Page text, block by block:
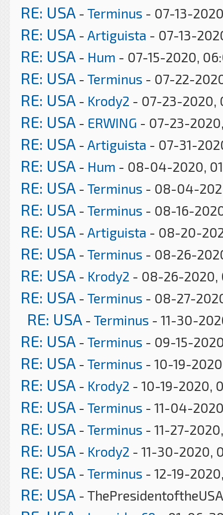
RE: USA - Terminus - 07-13-
RE: USA - Artiguista - 07-13-
RE: USA - Hum - 07-15-2020,
RE: USA - Terminus - 07-22-
RE: USA - Krody2 - 07-23-2020,
RE: USA - ERWING - 07-23-
RE: USA - Artiguista - 07-31-
RE: USA - Hum - 08-04-2020,
RE: USA - Terminus - 08-04-
RE: USA - Terminus - 08-16-
RE: USA - Artiguista - 08-20-
RE: USA - Terminus - 08-26-
RE: USA - Krody2 - 08-26-2020,
RE: USA - Terminus - 08-27-
RE: USA - Terminus - 11-30-
RE: USA - Terminus - 09-15-
RE: USA - Terminus - 10-19-
RE: USA - Krody2 - 10-19-2020,
RE: USA - Terminus - 11-04-
RE: USA - Terminus - 11-27-
RE: USA - Krody2 - 11-30-2020,
RE: USA - Terminus - 12-19-
RE: USA -